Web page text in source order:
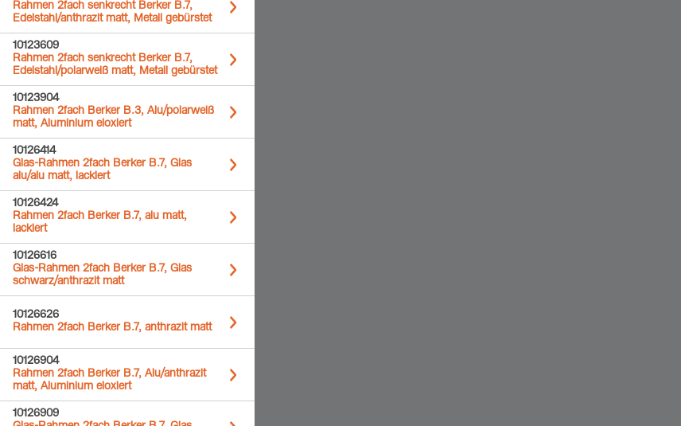
Rahmen 2fach senkrecht Berker B.7,
Edelstahl/anthrazit matt, Metall gebürstet
10123609
Rahmen 2fach senkrecht Berker B.7,
Edelstahl/polarweiß matt, Metall gebürstet
10123904
Rahmen 2fach Berker B.3, Alu/polarweiß
matt, Aluminium eloxiert
10126414
Glas-Rahmen 2fach Berker B.7, Glas
alu/alu matt, lackiert
10126424
Rahmen 2fach Berker B.7, alu matt,
lackiert
10126616
Glas-Rahmen 2fach Berker B.7, Glas
schwarz/anthrazit matt
10126626
Rahmen 2fach Berker B.7, anthrazit matt
10126904
Rahmen 2fach Berker B.7, Alu/anthrazit
matt, Aluminium eloxiert
10126909